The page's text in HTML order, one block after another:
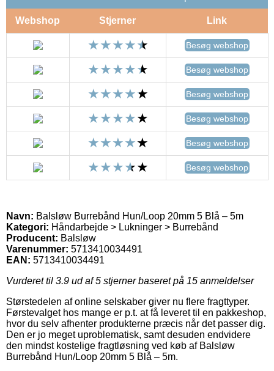
Webshop Stjerner Link
Besøg webshop
Besøg webshop
Besøg webshop
Besøg webshop
Besøg webshop
Besøg webshop
Navn: Balsløw Burrebånd Hun/Loop 20mm 5 Blå – 5m
Kategori: Håndarbejde > Lukninger > Burrebånd
Producent: Balsløw
Varenummer: 5713410034491
EAN: 5713410034491
Vurderet til 3.9 ud af 5 stjerner baseret på 15 anmeldelser
Størstedelen af online selskaber giver nu flere fragttyper.
Førstevalget hos mange er p.t. at få leveret til en pakkeshop,
hvor du selv afhenter produkterne præcis når det passer dig.
Den er jo meget uproblematisk, samt desuden endvidere
den mindst kostelige fragtløsning ved køb af Balsløw
Burrebånd Hun/Loop 20mm 5 Blå – 5m.